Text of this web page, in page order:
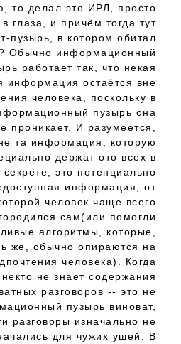
то делал это ИРЛ, просто
глаза, и причём тогда тут
пузырь, в котором обитал
Обычно информационный
работает так, что некая
информация остаётся вне
человека, поскольку в
пузырь она
проникает. И разумеется,
та информация, которую
держат ото всех в
секрете, это потенциально
информация, от
человек чаще всего
сам(или помогли
алгоритмы, которые,
же, обычно опираются на
человека). Когда
некто не знает содержания
разговоров -- это не
пузырь виноват,
разговоры изначально не
для чужих ушей. В